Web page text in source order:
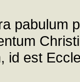
pabulum
id est